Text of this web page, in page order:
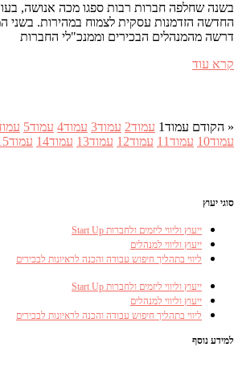
בשנה שחלפה חברות רבות ספגו מכה אנושה,
החדשה הזדמנות עסקית לצמוח במהירות. בשני
דרשה מהמנהלים הבכירים וממנכ"לי החברות
קרא עוד
« הקודם עמוד1 עמוד2 עמוד3 עמוד4 עמוד5
עמוד10 עמוד11 עמוד12 עמוד13 עמוד14 עמוד
סוגי יעוץ
ייעוץ וליווי ליזמים ולחברות Start Up
ייעוץ וליווי למנהלים
ליווי בתהליך חיפוש עבודה והכנה לראיונות לבכירים
ייעוץ וליווי ליזמים ולחברות Start Up
ייעוץ וליווי למנהלים
ליווי בתהליך חיפוש עבודה והכנה לראיונות לבכירים
למידע נוסף